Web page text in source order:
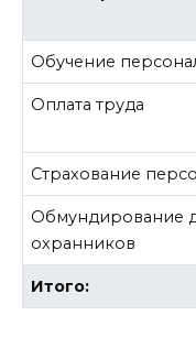
Обучение
Оплата труда
Страхование
Обмундирование
охранников
Итого: